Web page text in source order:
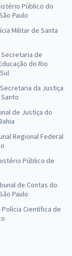
Público do
Paulo
Militar de Santa
Secretaria de
do Rio
Secretaria da Justiça
de Justiça do
Regional Federal
Público de
de Contas do
Paulo
Polícia Científica de